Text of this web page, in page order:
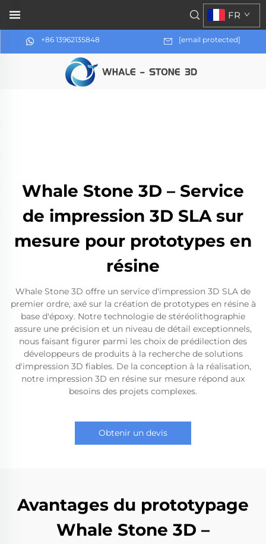
+86 13962135848 [email protected]
FR
Whale Stone 3D – Service
de impression 3D SLA sur
mesure pour prototypes en
résine
Whale Stone 3D offre un service d'impression 3D SLA de
premier ordre, axé sur la création de prototypes en résine à
base d'époxy. Notre technologie de stéréolithographie
assure une précision et un niveau de détail exceptionnels,
nous faisant figurer parmi les choix de prédilection des
développeurs de produits à la recherche de solutions
d'impression 3D fiables. De la conception à la réalisation,
notre impression 3D en résine sur mesure répond aux
besoins des projets complexes.
Obtenir un devis
Avantages du prototypage
Whale Stone 3D –